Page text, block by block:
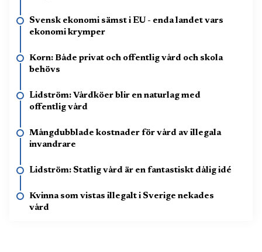
Svensk ekonomi sämst i EU - enda landet vars
ekonomi krymper
Korn: Både privat och offentlig vård och skola
behövs
Lidström: Vårdköer blir en naturlag med
offentlig vård
Mångdubblade kostnader för vård av illegala
invandrare
Lidström: Statlig vård är en fantastiskt dålig idé
Kvinna som vistas illegalt i Sverige nekades
vård